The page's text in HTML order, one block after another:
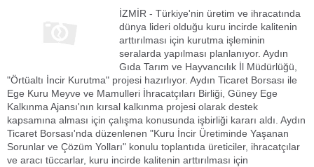
İZMİR - Türkiye'nin üretim ve ihracatında
dünya lideri olduğu kuru incirde kalitenin
arttırılması için kurutma işleminin
seralarda yapılması planlanıyor. Aydın
Gıda Tarım ve Hayvancılık İl Müdürlüğü,
"Örtüaltı İncir Kurutma" projesi hazırlıyor. Aydın Ticaret Borsası ile
Ege Kuru Meyve ve Mamulleri İhracatçıları Birliği, Güney Ege
Kalkınma Ajansı'nın kırsal kalkınma projesi olarak destek
kapsamına alması için çalışma konusunda işbirliği kararı aldı. Aydın
Ticaret Borsası'nda düzenlenen "Kuru İncir Üretiminde Yaşanan
Sorunlar ve Çözüm Yolları" konulu toplantıda üreticiler, ihracatçılar
ve aracı tüccarlar, kuru incirde kalitenin arttırılması için